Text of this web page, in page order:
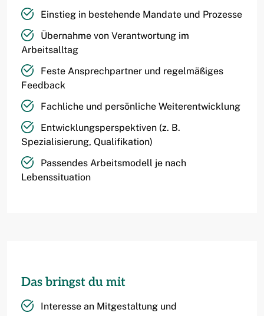
Einstieg in bestehende Mandate und Prozesse
Übernahme von Verantwortung im
Arbeitsalltag
Feste Ansprechpartner und regelmäßiges
Feedback
Fachliche und persönliche Weiterentwicklung
Entwicklungsperspektiven (z. B.
Spezialisierung, Qualifikation)
Passendes Arbeitsmodell je nach
Lebenssituation
Das bringst du mit
Interesse an Mitgestaltung und